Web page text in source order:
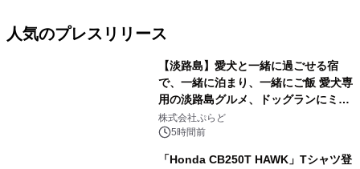
人気のプレスリリース
【淡路島】愛犬と一緒に過ごせる宿
で、一緒に泊まり、一緒にご飯 愛犬専
用の淡路島グルメ、ドッグランにミニ
プール グランピングとトレーラーハウ
スの2施設で
株式会社ぷらど
5時間前
「Honda CB250T HAWK」Tシャツ登